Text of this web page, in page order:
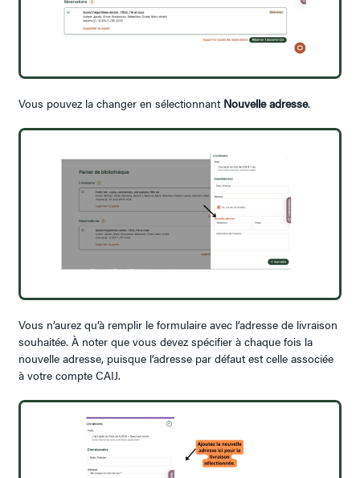
Vous pouvez la changer en sélectionnant Nouvelle adresse.
Vous n’aurez qu’à remplir le formulaire avec l’adresse de livraison
souhaitée. À noter que vous devez spécifier à chaque fois la
nouvelle adresse, puisque l’adresse par défaut est celle associée
à votre compte CAIJ.